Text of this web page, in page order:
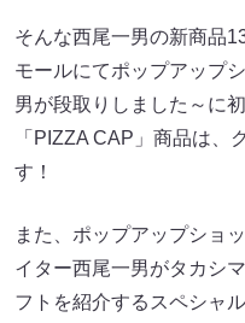
そんな西尾一男の新商品
モールにてポップアップ
男が段取りしました～に
「PIZZA CAP」商品は、
す！
また、ポップアップショ
イター西尾一男がタカシ
フトを紹介するスペシャ